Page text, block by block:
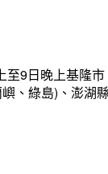
9日晚上基隆
、綠島)、澎湖